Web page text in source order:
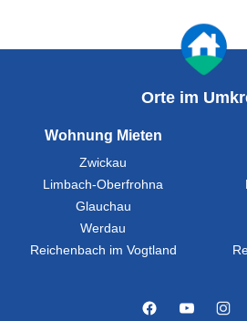
Orte im
Wohnung Mieten
Zwickau
Limbach-Oberfrohna
Glauchau
Werdau
Reichenbach im Vogtland